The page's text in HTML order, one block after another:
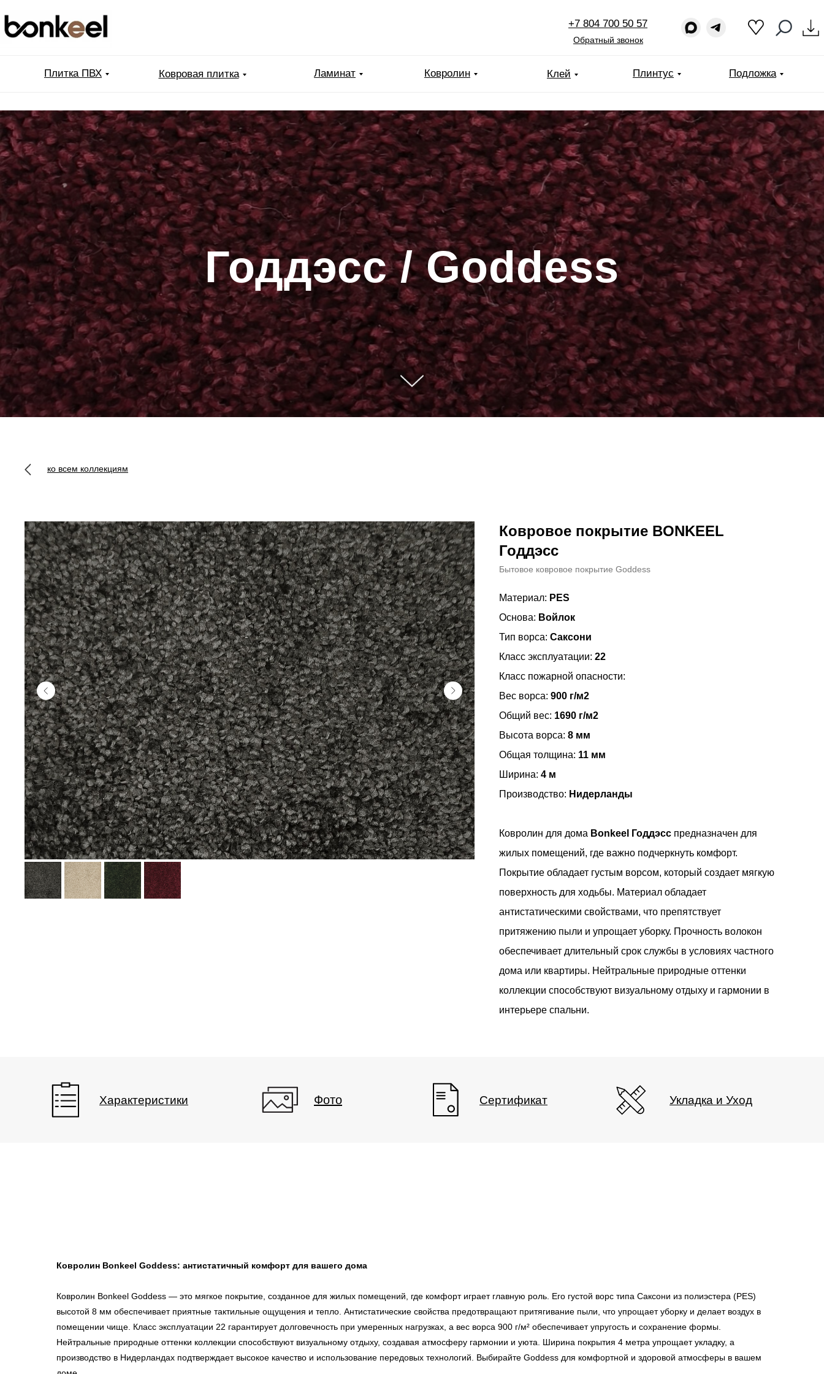
Ковролин
Плитка ПВХ Ковровая плитка Ламинат Клей
Обратный звонок
Плинтус Подложка
+7 804 700 50 57
Годдэсс / Goddess
ко всем коллекциям
Ковровое покрытие BONKEEL
Годдэсс
Бытовое ковровое покрытие Goddess
Материал: PES
Основа: Войлок
Тип ворса: Саксони
Класс эксплуатации: 22
Класс пожарной опасности:
Вес ворса: 900 г/м2
Общий вес: 1690 г/м2
Высота ворса: 8 мм
Общая толщина: 11 мм
Ширина: 4 м
Производство: Нидерланды
Ковролин для дома Bonkeel Годдэсс предназначен для
жилых помещений, где важно подчеркнуть комфорт.
Покрытие обладает густым ворсом, который создает мягкую
поверхность для ходьбы. Материал обладает
антистатическими свойствами, что препятствует
притяжению пыли и упрощает уборку. Прочность волокон
обеспечивает длительный срок службы в условиях частного
дома или квартиры. Нейтральные природные оттенки
коллекции способствуют визуальному отдыху и гармонии в
интерьере спальни.
Фото
Характеристики Фото Сертификат Укладка и Уход
Ковролин Bonkeel Goddess: антистатичный комфорт для вашего дома
Ковролин Bonkeel Goddess — это мягкое покрытие, созданное для жилых помещений, где комфорт играет главную роль. Его густой ворс типа Саксони из полиэстера (PES)
высотой 8 мм обеспечивает приятные тактильные ощущения и тепло. Антистатические свойства предотвращают притягивание пыли, что упрощает уборку и делает воздух в
помещении чище. Класс эксплуатации 22 гарантирует долговечность при умеренных нагрузках, а вес ворса 900 г/м² обеспечивает упругость и сохранение формы.
Нейтральные природные оттенки коллекции способствуют визуальному отдыху, создавая атмосферу гармонии и уюта. Ширина покрытия 4 метра упрощает укладку, а
производство в Нидерландах подтверждает высокое качество и использование передовых технологий. Выбирайте Goddess для комфортной и здоровой атмосферы в вашем
Документы
Изображения
О компании
Каталог